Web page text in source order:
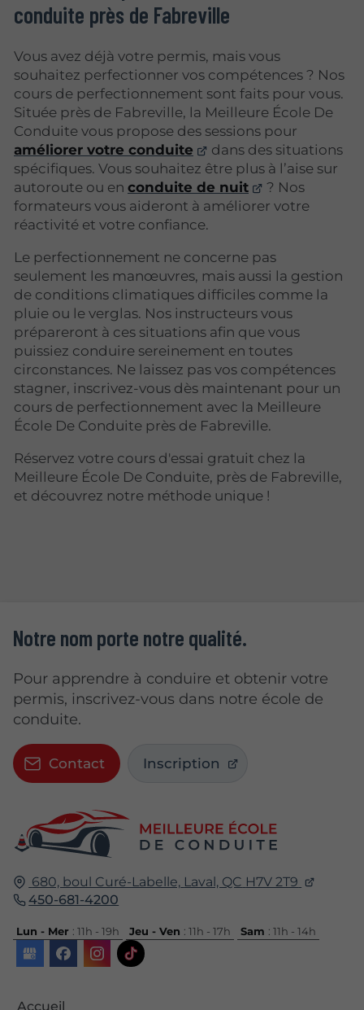
conduite près de Fabreville
Vous avez déjà votre permis, mais vous
souhaitez perfectionner vos compétences ? Nos
cours de perfectionnement sont faits pour vous.
Située près de Fabreville, la Meilleure École De
Conduite vous propose des sessions pour
améliorer votre conduite
dans des situations
spécifiques. Vous souhaitez être plus à l’aise sur
autoroute ou en conduite de nuit
? Nos
formateurs vous aideront à améliorer votre
réactivité et votre confiance.
Le perfectionnement ne concerne pas
seulement les manœuvres, mais aussi la gestion
de conditions climatiques difficiles comme la
pluie ou le verglas. Nos instructeurs vous
prépareront à ces situations afin que vous
puissiez conduire sereinement en toutes
circonstances. Ne laissez pas vos compétences
stagner, inscrivez-vous dès maintenant pour un
cours de perfectionnement avec la Meilleure
École De Conduite près de Fabreville.
Réservez votre cours d'essai gratuit chez la
Meilleure École De Conduite, près de Fabreville,
et découvrez notre méthode unique !
680, boul Curé-Labelle, Laval, QC H7V 2T9
450-681-4200
Lun - Mer : 11h - 19h Jeu - Ven : 11h - 17h Sam : 11h - 14h
Accueil
Notre nom porte notre qualité.
Pour apprendre à conduire et obtenir votre
permis, inscrivez-vous dans notre école de
conduite.
Contact Inscription